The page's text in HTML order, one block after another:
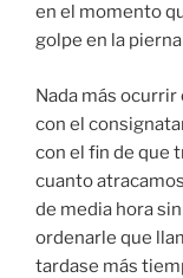
en el momento
golpe en la
Nada más
con el
con el fin de que
cuanto
de media hora
ordenarle que
tardase más